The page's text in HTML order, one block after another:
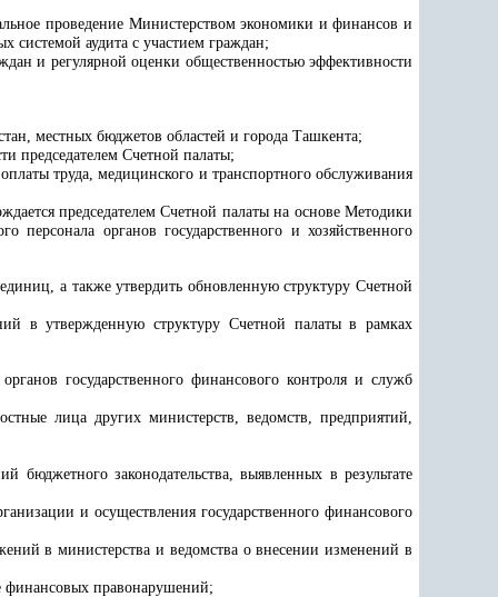
проведение Министерствомэкономики и финансов и
системой аудита с участием граждан;
и регулярной оценки общественностью эффективности
местных бюджетов областей и города Ташкента;
председателем Счетной палаты;
труда, медицинского и транспортного обслуживания
председателем Счетной палаты на основе Методики
персонала органов государственного и хозяйственного
а также утвердить обновленную структуру Счетной
в утвержденную структуру Счетной палаты в рамках
государственного финансового контроля и служб
лица других министерств, ведомств, предприятий,
законодательства, выявленных в результате
и осуществления государственного финансового
в министерства и ведомства о внесении изменений в
финансовых правонарушений;